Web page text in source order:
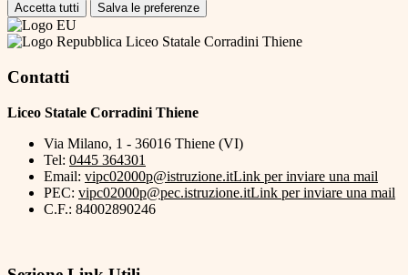
Accetta tutti Salva le preferenze
Liceo Statale Corradini Thiene
Contatti
Liceo Statale Corradini Thiene
Via Milano, 1 - 36016 Thiene (VI)
Tel: 0445 364301
Email: vipc02000p@istruzione.itLink per inviare una mail
PEC: vipc02000p@pec.istruzione.itLink per inviare una mail
C.F.: 84002890246